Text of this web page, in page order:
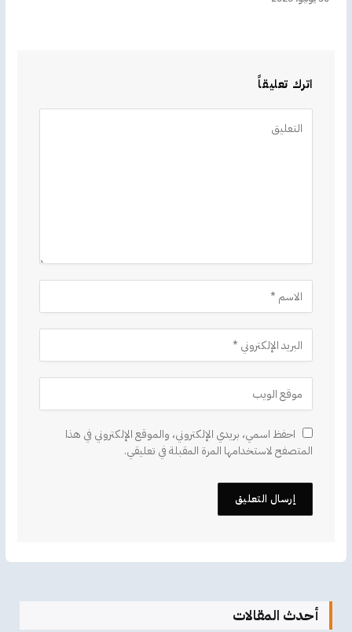
اترك تعليقاً
احفظ اسمي، بريدي الإلكتروني، والموقع الإلكتروني في هذا
المتصفح لاستخدامها المرة المقبلة في تعليقي.
أحدث المقالات